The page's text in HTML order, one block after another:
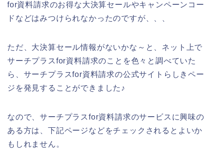
for資料請求のお得な大決算セールやキャンペーンコー
ドなどはみつけられなかったのですが、、、
ただ、大決算セール情報がないかな～と、ネット上で
サーチプラスfor資料請求のことを色々と調べていた
ら、サーチプラスfor資料請求の公式サイトらしきペー
ジを発見することができました♪
なので、サーチプラスfor資料請求のサービスに興味の
ある方は、下記ページなどをチェックされるとよいか
もしれません。